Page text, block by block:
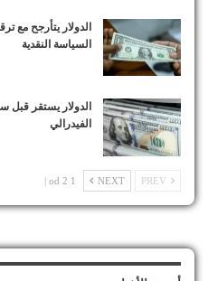
الدولار يتأرجح مع
السياسة النقدية
الدولار يستقر
الفيدرالي
NEXT
1 od 2 |